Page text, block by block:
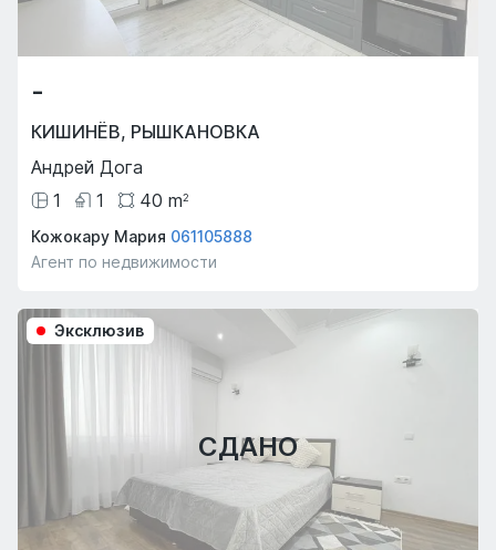
-
КИШИНЁВ, РЫШКАНОВКА
Андрей Дога
1
1 40 m2
Кожокару Мария 061105888
Агент по недвижимости
СДАНО
Эксклюзив